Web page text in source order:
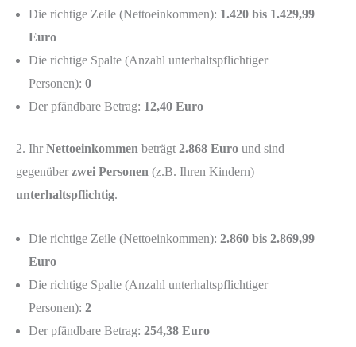
Die richtige Zeile (Nettoeinkommen): 1.420 bis 1.429,99
Euro
Die richtige Spalte (Anzahl unterhaltspflichtiger
Personen): 0
Der pfändbare Betrag: 12,40 Euro
2. Ihr Nettoeinkommen beträgt 2.868 Euro und sind
gegenüber zwei Personen (z.B. Ihren Kindern)
unterhaltspflichtig.
Die richtige Zeile (Nettoeinkommen): 2.860 bis 2.869,99
Euro
Die richtige Spalte (Anzahl unterhaltspflichtiger
Personen): 2
Der pfändbare Betrag: 254,38 Euro